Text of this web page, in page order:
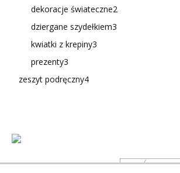
dekoracje świateczne2
dziergane szydełkiem3
kwiatki z krepiny3
prezenty3
zeszyt podręczny4